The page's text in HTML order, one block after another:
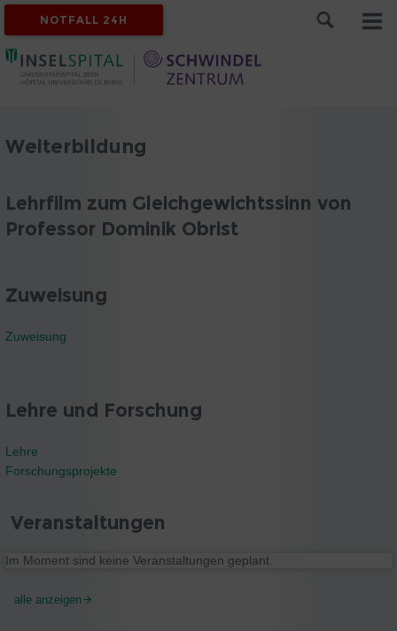
NOTFALL 24H
Weiterbildung
Lehrfilm zum Gleichgewichtssinn von
Professor Dominik Obrist
Zuweisung
Zuweisung
Lehre und Forschung
Lehre
Forschungsprojekte
Veranstaltungen
Im Moment sind keine Veranstaltungen geplant.
alle anzeigen